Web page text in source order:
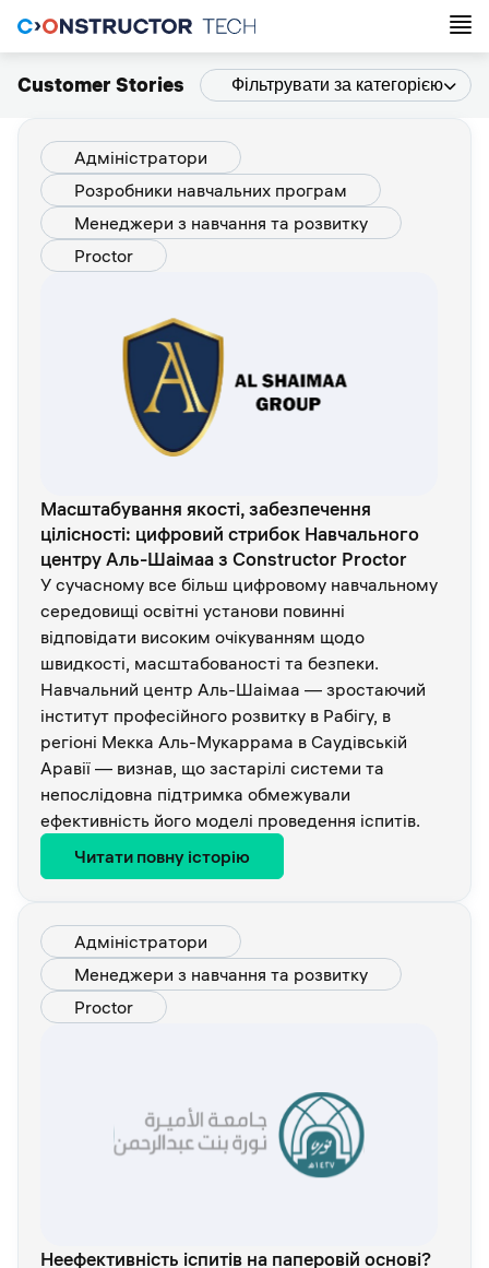
Customer Stories Фільтрувати за категорією
Адміністратори
Розробники навчальних програм
Менеджери з навчання та розвитку
Proctor
Масштабування якості, забезпечення
цілісності: цифровий стрибок Навчального
центру Аль-Шаімаа з Constructor Proctor
У сучасному все більш цифровому навчальному
середовищі освітні установи повинні
відповідати високим очікуванням щодо
швидкості, масштабованості та безпеки.
Навчальний центр Аль-Шаімаа — зростаючий
інститут професійного розвитку в Рабігу, в
регіоні Мекка Аль-Мукаррама в Саудівській
Аравії — визнав, що застарілі системи та
непослідовна підтримка обмежували
ефективність його моделі проведення іспитів.
Читати повну історію
Адміністратори
Менеджери з навчання та розвитку
Proctor
Неефективність іспитів на паперовій основі?